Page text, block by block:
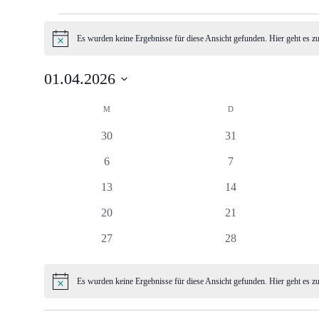
HinweisEs wurden keine Ergebnisse für diese Ansicht gefunden. Hier geht es
01.04.2026
KalenderM D
0
30
0
31
0
6
0
7
013
014
0
20
0
21
0
27
0
28
HinweisEs wurden keine Ergebnisse für diese Ansicht gefunden. Hier geht es